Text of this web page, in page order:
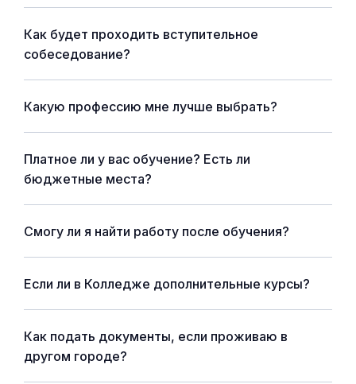
Как будет проходить вступительное
собеседование?
Какую профессию мне лучше выбрать?
Платное ли у вас обучение? Есть ли
бюджетные места?
Смогу ли я найти работу после обучения?
Если ли в Колледже дополнительные курсы?
Как подать документы, если проживаю в
другом городе?